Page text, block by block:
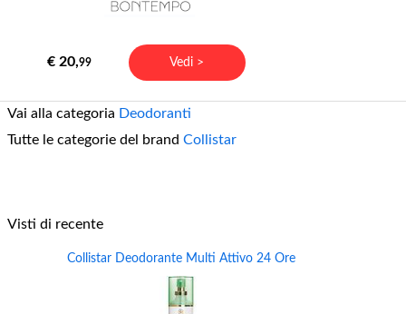
€ 20,99 Vedi >
Vai alla categoria Deodoranti
Tutte le categorie del brand Collistar
Visti di recente
Collistar Deodorante Multi Attivo 24 Ore